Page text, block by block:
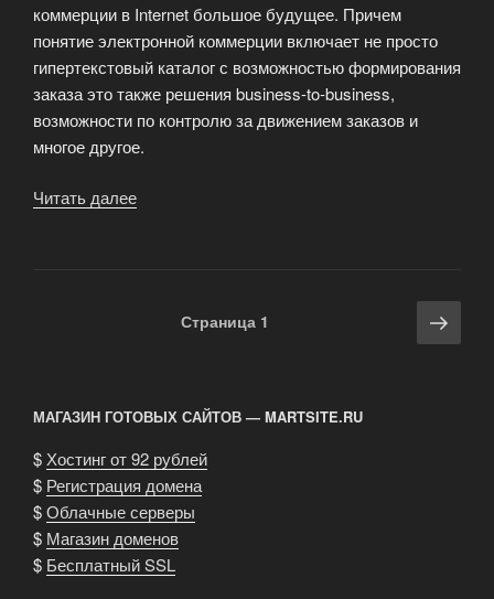
коммерции в Internet большое будущее. Причем
понятие электронной коммерции включает не просто
гипертекстовый каталог с возможностью формирования
заказа это также решения business-to-business,
возможности по контролю за движением заказов и
многое другое.
Читать далее
Страница 1
МАГАЗИН ГОТОВЫХ САЙТОВ — MARTSITE.RU
$ Хостинг от 92 рублей
$ Регистрация домена
$Облачные серверы
$ Магазин доменов
$ Бесплатный SSL